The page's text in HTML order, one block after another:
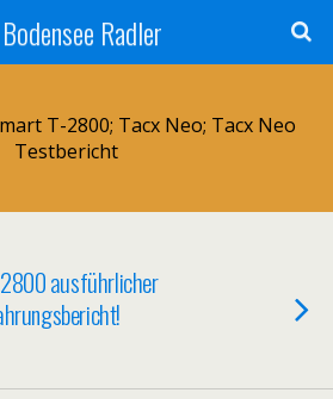
Radler
T-2800; Tacx Neo; Tacx Neo
Testbericht
ausführlicher